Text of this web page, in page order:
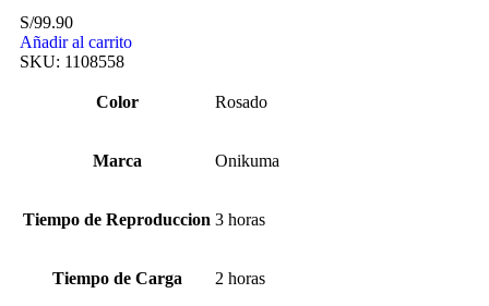
S/99.90
Añadir al carrito
SKU: 1108558
Color Rosado
Marca Onikuma
Tiempo de Reproduccion 3 horas
Tiempo de Carga 2 horas